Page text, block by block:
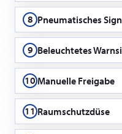
Clunid DCP-1
8 Pneumatisches
9 Beleuchtetes
10 Manuelle Freigabe
11 Raumschutzdüse